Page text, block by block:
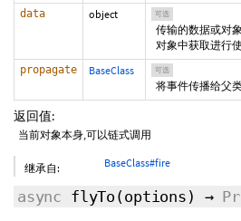
data object 可选
传输的数据或对
对象中获取进行
propagate BaseClass 可选
将事件传播给父
返回值:
当前对象本身,可以链式调用
继承自: BaseClass#fire
async flyTo (options ) →